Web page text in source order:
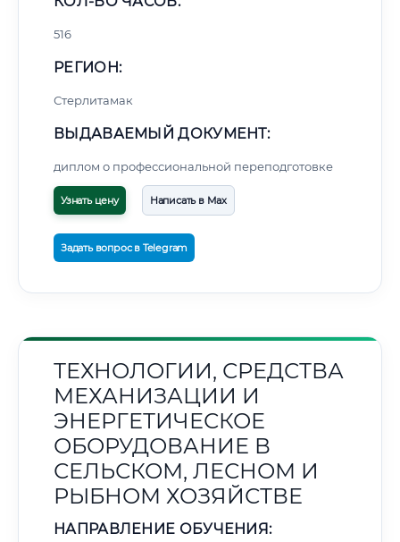
516
РЕГИОН:
Стерлитамак
ВЫДАВАЕМЫЙ ДОКУМЕНТ:
диплом о профессиональной переподготовке
Узнать цену Написать в Max
Задать вопрос в Telegram
ТЕХНОЛОГИИ, СРЕДСТВА
МЕХАНИЗАЦИИ И
ЭНЕРГЕТИЧЕСКОЕ
ОБОРУДОВАНИЕ В
СЕЛЬСКОМ, ЛЕСНОМ И
РЫБНОМ ХОЗЯЙСТВЕ
НАПРАВЛЕНИЕ ОБУЧЕНИЯ: